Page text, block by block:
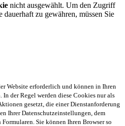
nicht ausgewählt. Um den Zugriff
dauerhaft zu gewähren, müssen Sie
Website erforderlich und können in Ihren
der Regel werden diese Cookies nur als
gesetzt, die einer Dienstanforderung
Ihrer Datenschutzeinstellungen, dem
Sie können Ihren Browser so